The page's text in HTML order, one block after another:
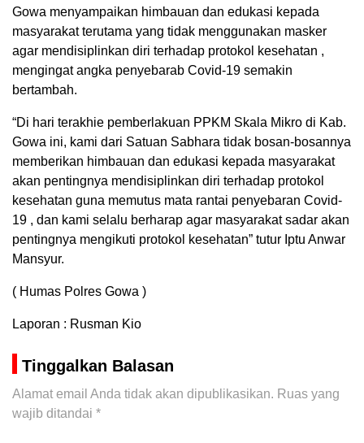
Gowa menyampaikan himbauan dan edukasi kepada
masyarakat terutama yang tidak menggunakan masker
agar mendisiplinkan diri terhadap protokol kesehatan ,
mengingat angka penyebarab Covid-19 semakin
bertambah.
“Di hari terakhie pemberlakuan PPKM Skala Mikro di Kab.
Gowa ini, kami dari Satuan Sabhara tidak bosan-bosannya
memberikan himbauan dan edukasi kepada masyarakat
akan pentingnya mendisiplinkan diri terhadap protokol
kesehatan guna memutus mata rantai penyebaran Covid-
19 , dan kami selalu berharap agar masyarakat sadar akan
pentingnya mengikuti protokol kesehatan” tutur Iptu Anwar
Mansyur.
( Humas Polres Gowa )
Laporan : Rusman Kio
Tinggalkan Balasan
Alamat email Anda tidak akan dipublikasikan. Ruas yang
wajib ditandai *